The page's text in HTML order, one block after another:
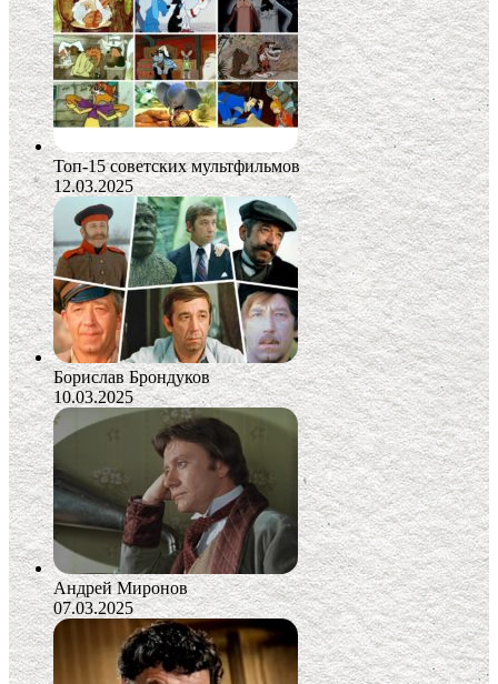
Топ-15 советских мультфильмов
12.03.2025
Борислав Брондуков
10.03.2025
Андрей Миронов
07.03.2025